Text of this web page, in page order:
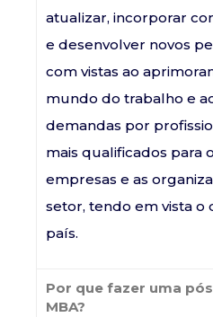
atualizar, incorporar
e desenvolver novos
com vistas ao
mundo do trabalho e
demandas por
mais qualificados para
empresas e as
setor, tendo em vista o
país.
Por que fazer uma
MBA?